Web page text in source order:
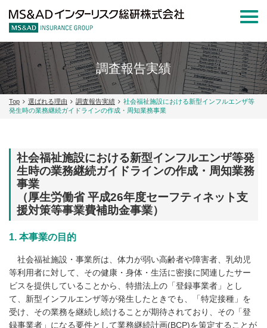
調査報告実績
Top 選ばれる理由 調査報告実績
社会福祉施設における新型インフルエンザ等
発生時の業務継続ガイドラインの作成・周知業務事業
社会福祉施設における新型インフルエンザ等発
生時の業務継続ガイドラインの作成・周知業務
事業
（厚生労働省 平成26年度セーフティネット支
援対策等事業費補助金事業）
1. 本事業の目的
社会福祉施設・事業所は、体力が弱い高齢者や障害者、乳幼児
等利用者に対して、その健康・身体・生活に密接に関連したサー
ビスを提供していることから、特措法上の「登録事業者」とし
て、新型インフルエンザ等が発生したときでも、「特定接種」を
受け、その業務を継続し続けることが期待されており、その「登
録事業者」になる要件として業務継続計画(BCP)を策定することが